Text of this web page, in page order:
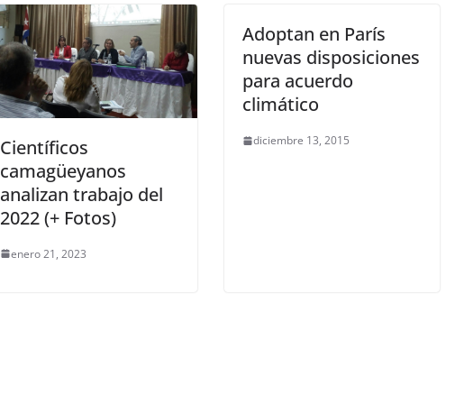
Científicos
camagüeyanos
analizan trabajo del
2022 (+ Fotos)
enero 21, 2023
Adoptan en París
nuevas disposiciones
para acuerdo
climático
diciembre 13, 2015